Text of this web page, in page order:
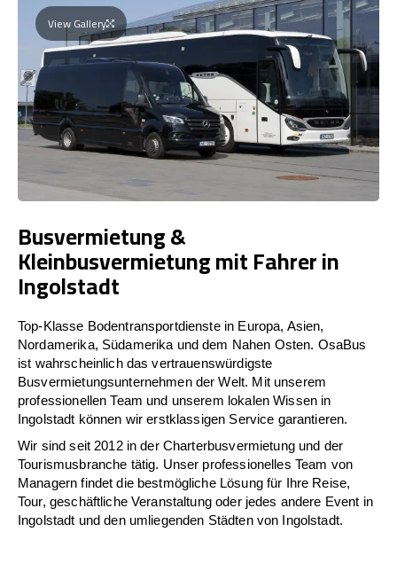
View Gallery
Busvermietung &
Kleinbusvermietung mit Fahrer in
Ingolstadt
Top-Klasse Bodentransportdienste in Europa, Asien,
Nordamerika, Südamerika und dem Nahen Osten. OsaBus
ist wahrscheinlich das vertrauenswürdigste
Busvermietungsunternehmen der Welt. Mit unserem
professionellen Team und unserem lokalen Wissen in
Ingolstadt können wir erstklassigen Service garantieren.
Wir sind seit 2012 in der Charterbusvermietung und der
Tourismusbranche tätig. Unser professionelles Team von
Managern findet die bestmögliche Lösung für Ihre Reise,
Tour, geschäftliche Veranstaltung oder jedes andere Event in
Ingolstadt und den umliegenden Städten von Ingolstadt.